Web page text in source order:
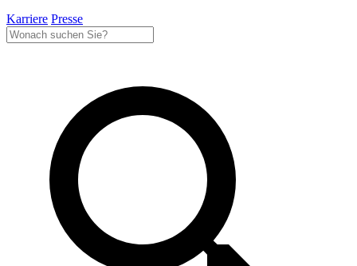
Karriere Presse